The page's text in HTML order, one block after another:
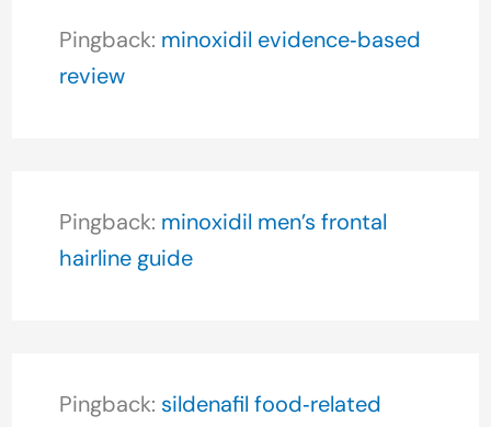
Pingback: minoxidil evidence‑based
review
Pingback: minoxidil men’s frontal
hairline guide
Pingback: sildenafil food‑related